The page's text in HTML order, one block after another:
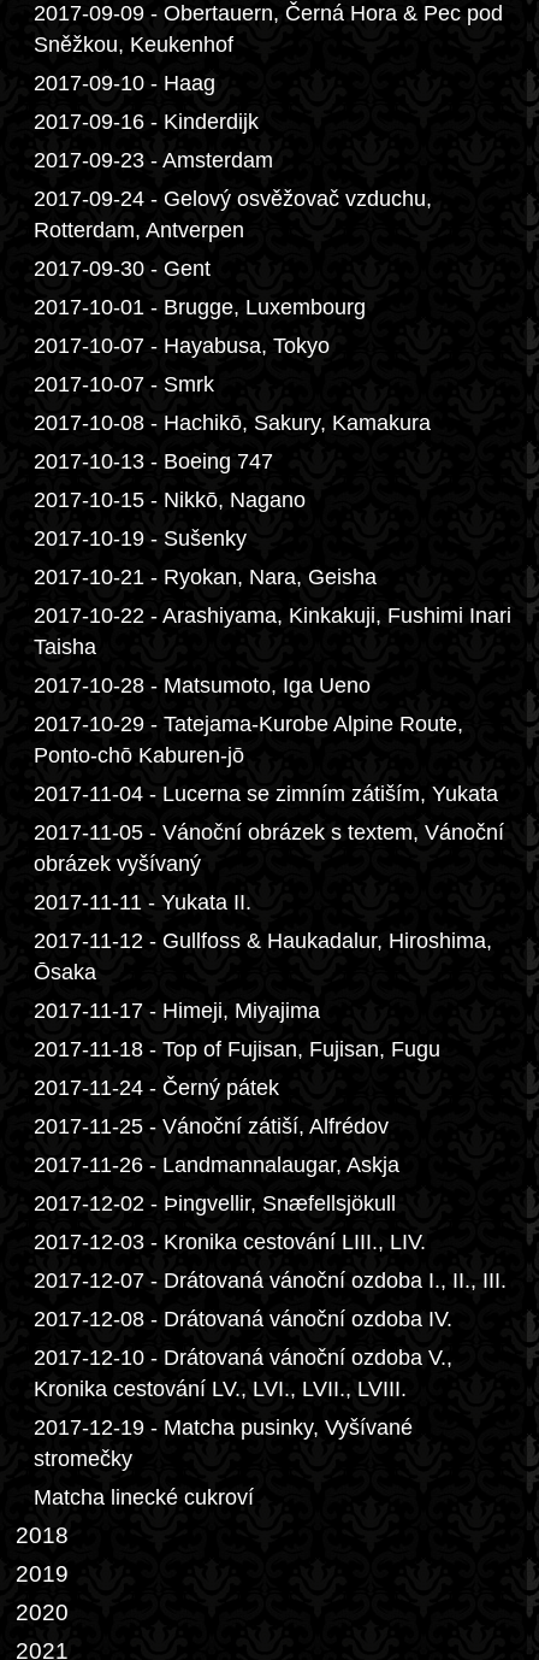
2017-09-09 - Obertauern, Černá Hora & Pec pod
Sněžkou, Keukenhof
2017-09-10 - Haag
2017-09-16 - Kinderdijk
2017-09-23 - Amsterdam
2017-09-24 - Gelový osvěžovač vzduchu,
Rotterdam, Antverpen
2017-09-30 - Gent
2017-10-01 - Brugge, Luxembourg
2017-10-07 - Hayabusa, Tokyo
2017-10-07 - Smrk
2017-10-08 - Hachikō, Sakury, Kamakura
2017-10-13 - Boeing 747
2017-10-15 - Nikkō, Nagano
2017-10-19 - Sušenky
2017-10-21 - Ryokan, Nara, Geisha
2017-10-22 - Arashiyama, Kinkakuji, Fushimi Inari
Taisha
2017-10-28 - Matsumoto, Iga Ueno
2017-10-29 - Tatejama-Kurobe Alpine Route,
Ponto-chō Kaburen-jō
2017-11-04 - Lucerna se zimním zátiším, Yukata
2017-11-05 - Vánoční obrázek s textem, Vánoční
obrázek vyšívaný
2017-11-11 - Yukata II.
2017-11-12 - Gullfoss & Haukadalur, Hiroshima,
Ōsaka
2017-11-17 - Himeji, Miyajima
2017-11-18 - Top of Fujisan, Fujisan, Fugu
2017-11-24 - Černý pátek
2017-11-25 - Vánoční zátiší, Alfrédov
2017-11-26 - Landmannalaugar, Askja
2017-12-02 - Þingvellir, Snæfellsjökull
2017-12-03 - Kronika cestování LIII., LIV.
2017-12-07 - Drátovaná vánoční ozdoba I., II., III.
2017-12-08 - Drátovaná vánoční ozdoba IV.
2017-12-10 - Drátovaná vánoční ozdoba V.,
Kronika cestování LV., LVI., LVII., LVIII.
2017-12-19 - Matcha pusinky, Vyšívané
stromečky
Matcha linecké cukroví
2018
2019
2020
2021